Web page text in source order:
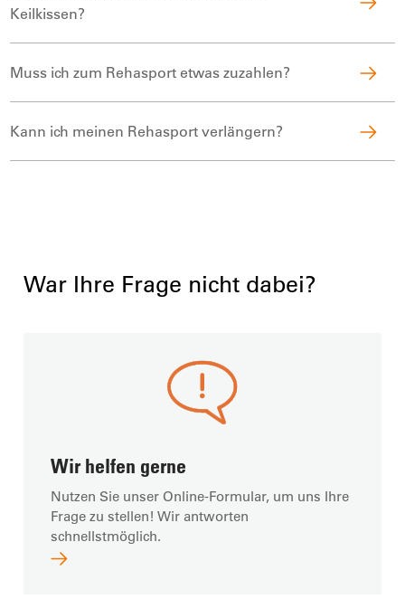
Keilkissen?
Muss ich zum Rehasport etwas zuzahlen?
Kann ich meinen Rehasport verlängern?
War Ihre Frage nicht dabei?
Wir helfen gerne
Nutzen Sie unser Online-Formular, um uns Ihre
Frage zu stellen! Wir antworten
schnellstmöglich.